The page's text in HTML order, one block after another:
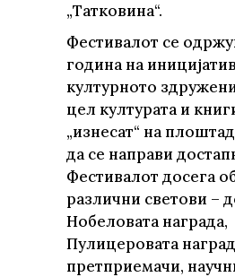
„Татковина“.
Фестивалот се
година на
културното
цел културата и
„изнесат“ на
да се направи
Фестивалот досега
различни светови –
Нобеловата награда,
Пулицеровата
претприемачи,